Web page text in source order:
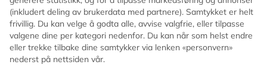
Kjøp Kjøp
(inkludert deling av brukerdata med partnere). Samtykket er helt
frivillig. Du kan velge å godta alle, avvise valgfrie, eller tilpasse
valgene dine per kategori nedenfor. Du kan når som helst endre
eller trekke tilbake dine samtykker via lenken «personvern»
nederst på nettsiden vår.